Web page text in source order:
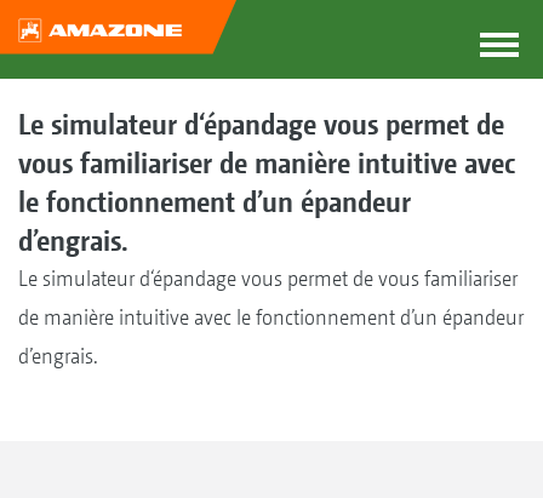
Le simulateur d‘épandage vous permet de
vous familiariser de manière intuitive avec
le fonctionnement d’un épandeur
d’engrais.
Le simulateur d‘épandage vous permet de vous familiariser
de manière intuitive avec le fonctionnement d’un épandeur
d’engrais.